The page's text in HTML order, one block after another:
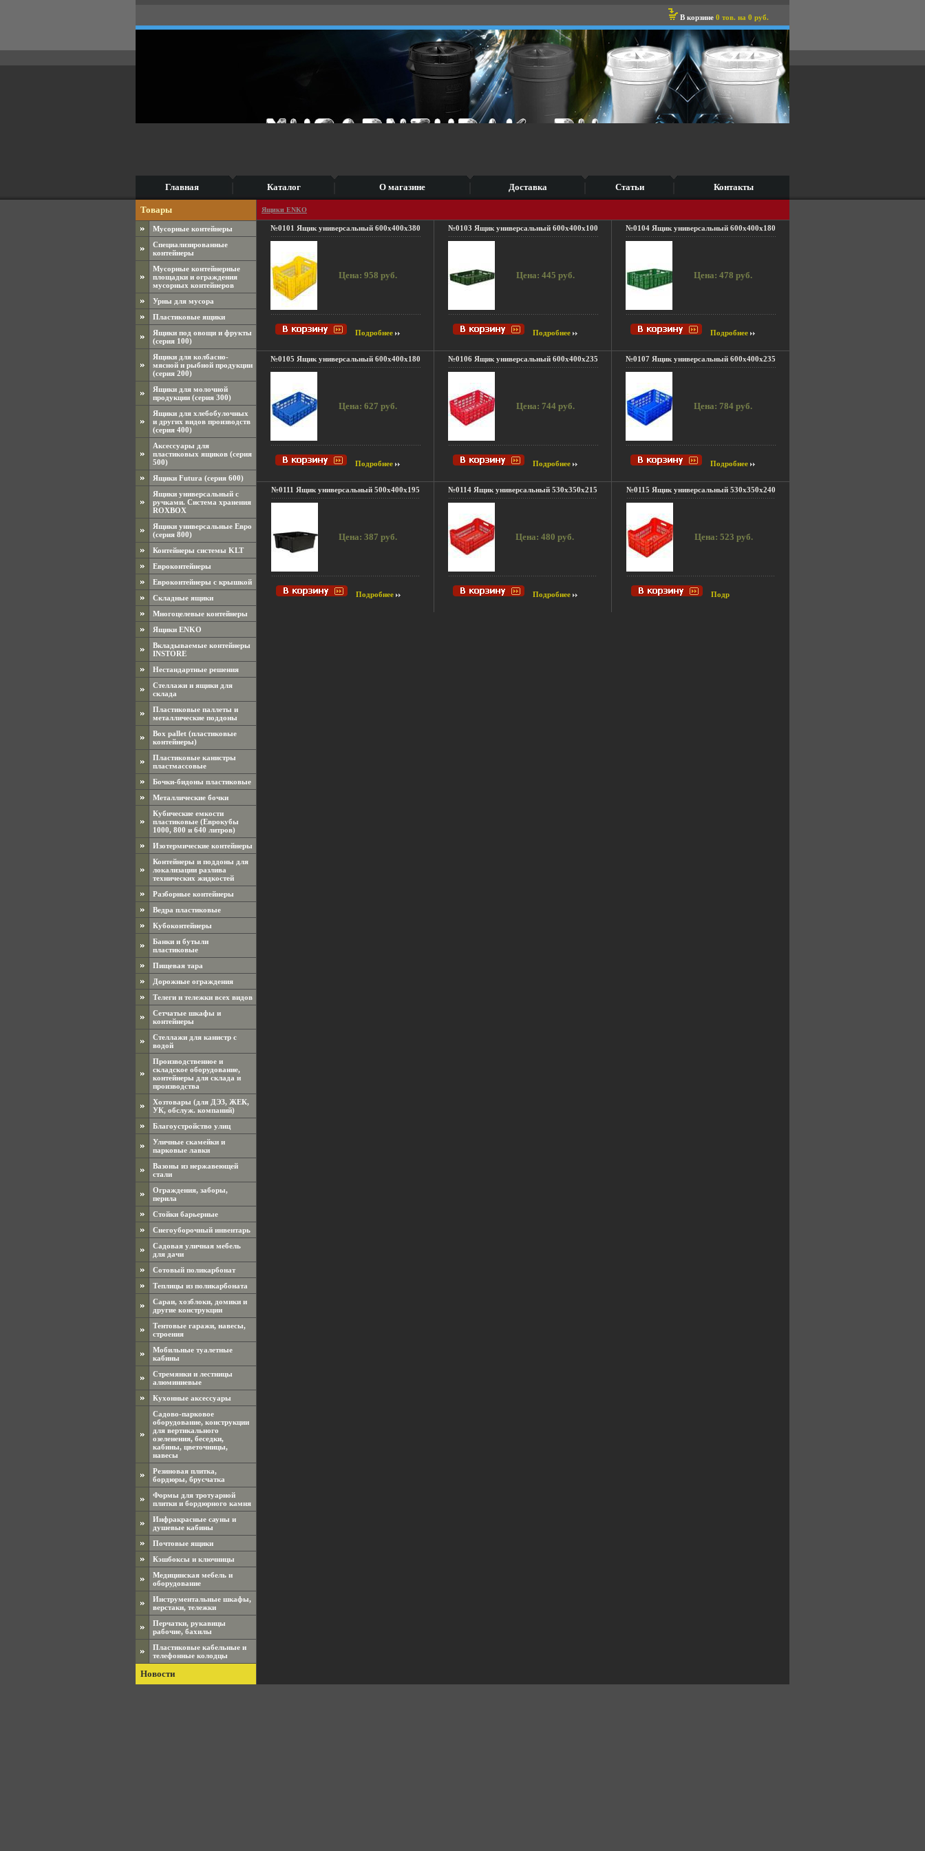
В корзине 0 тов. на 0 руб.
Главная Каталог О магазине Доставка Статьи Контакты
Товары
Мусорные контейнеры
Специализированные
контейнеры
Мусорные контейнерные
площадки и ограждения
мусорных контейнеров
Урны для мусора
Пластиковые ящики
Ящики под овощи и фрукты
(серия 100)
Ящики для колбасно-
мясной и рыбной продукции
(серия 200)
Ящики для молочной
продукции (серия 300)
Ящики для хлебобулочных
и других видов производств
(серия 400)
Аксессуары для
пластиковых ящиков (серия
500)
Ящики Futura (серия 600)
Ящики универсальный с
ручками. Система хранения
ROXBOX
Ящики универсальные Евро
(серия 800)
Контейнеры системы KLT
Евроконтейнеры
Евроконтейнеры с крышкой
Складные ящики
Многоцелевые контейнеры
Ящики ENKO
Вкладываемые контейнеры
INSTORE
Нестандартные решения
Стеллажи и ящики для
склада
Пластиковые паллеты и
металлические поддоны
Box pallet (пластиковые
контейнеры)
Пластиковые канистры
пластмассовые
Бочки-бидоны пластиковые
Металлические бочки
Кубические емкости
пластиковые (Еврокубы
1000, 800 и 640 литров)
Изотермические контейнеры
Контейнеры и поддоны для
локализации разлива
технических жидкостей
Разборные контейнеры
Ведра пластиковые
Кубоконтейнеры
Банки и бутыли
пластиковые
Пищевая тара
Дорожные ограждения
Телеги и тележки всех видов
Сетчатые шкафы и
контейнеры
Стеллажи для канистр с
водой
Производственное и
складское оборудование,
контейнеры для склада и
производства
Хозтовары (для ДЭЗ, ЖЕК,
УК, обслуж. компаний)
Благоустройство улиц
Уличные скамейки и
парковые лавки
Вазоны из нержавеющей
стали
Ограждения, заборы,
перила
Стойки барьерные
Снегоуборочный инвентарь
Садовая уличная мебель
для дачи
Сотовый поликарбонат
Теплицы из поликарбоната
Сараи, хозблоки, домики и
другие конструкции
Тентовые гаражи, навесы,
строения
Мобильные туалетные
кабины
Стремянки и лестницы
алюминиевые
Кухонные аксессуары
Садово-парковое
оборудование, конструкции
для вертикального
озеленения, беседки,
кабины, цветочницы,
навесы
Резиновая плитка,
бордюры, брусчатка
Формы для тротуарной
плитки и бордюрного камня
Инфракрасные сауны и
душевые кабины
Почтовые ящики
Кэшбоксы и ключницы
Медицинская мебель и
оборудование
Инструментальные шкафы,
верстаки, тележки
Перчатки, рукавицы
рабочие, бахилы
Пластиковые кабельные и
телефонные колодцы
Новости
Ящики ENKO
№0101 Ящик универсальный 600x400x380
Цена: 958 руб.
Подробнее
№0103 Ящик универсальный 600x400x100
Цена: 445 руб.
Подробнее
№0104 Ящик универсальный 600x400x180
Цена: 478 руб.
Подробнее
№0105 Ящик универсальный 600x400x180
Цена: 627 руб.
Подробнее
№0106 Ящик универсальный 600x400x235
Цена: 744 руб.
Подробнее
№0107 Ящик универсальный 600x400x235
Цена: 784 руб.
Подробнее
№0111 Ящик универсальный 500x400x195
Цена: 387 руб.
Подробнее
№0114 Ящик универсальный 530x350x215
Цена: 480 руб.
Подробнее
№0115 Ящик универсальный 530x350x240
Цена: 523 руб.
Подр